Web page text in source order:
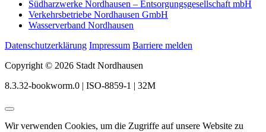
Südharzwerke Nordhausen – Entsorgungsgesellschaft mbH
Verkehrsbetriebe Nordhausen GmbH
Wasserverband Nordhausen
Datenschutzerklärung Impressum Barriere melden
Copyright © 2026 Stadt Nordhausen
8.3.32-bookworm.0 | ISO-8859-1 | 32M
Wir verwenden Cookies, um die Zugriffe auf unsere Website zu